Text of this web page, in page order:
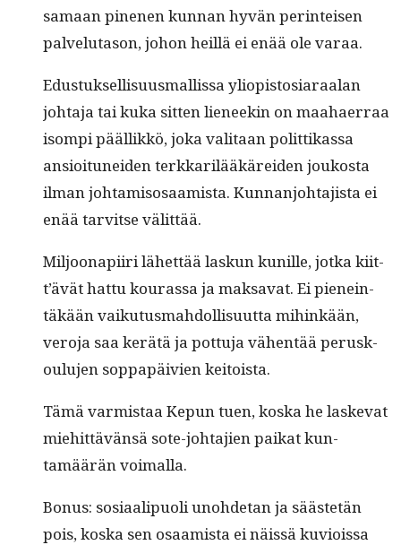
samaan pine­nen kun­nan hyvän per­in­teisen
palve­lu­ta­son, johon heil­lä ei enää ole varaa.
Edus­tuk­sel­lisu­us­mallis­sa yliopis­tosiaraalan
johta­ja tai kuka sit­ten lie­neekin on maa­haer­raa
isom­pi pääl­likkö, joka val­i­taan polit­tikas­sa
ansioitunei­den terkkar­ilääkärei­den joukos­ta
ilman johtamisosaamista. Kun­nan­jo­hta­jista ei
enää tarvitse välittää.
Miljoon­api­iri lähet­tää laskun kunille, jot­ka kiit­
t’ävät hat­tu kouras­sa ja mak­sa­vat. Ei pienein­
täkään vaiku­tus­mah­dol­lisu­ut­ta mihinkään,
vero­ja saa kerätä ja pot­tu­ja vähen­tää perusk­
oulu­jen sop­pa­päivien keitoista.
Tämä varmis­taa Kepun tuen, kos­ka he laske­vat
miehit­tävän­sä sote-johta­jien paikat kun­
tamäärän voimalla.
Bonus: sosi­aalipuoli uno­hde­tan ja säästetän
pois, kos­ka sen osaamista ei näis­sä kuviois­sa